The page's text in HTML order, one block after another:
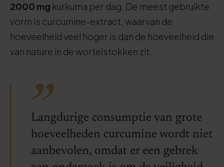
2000 mg kurkuma per dag. De meest gebruikte
vorm is curcumine-extract, waarvan de
hoeveelheid veel hoger is dan de hoeveelheid die
van nature in de wortelstokken zit.
Langdurige consumptie van grote
hoeveelheden curcumine wordt niet
aanbevolen, omdat er een gebrek